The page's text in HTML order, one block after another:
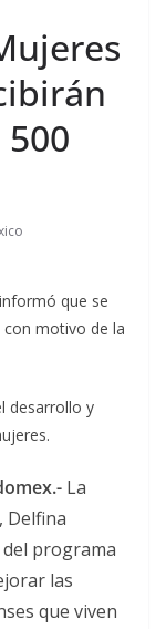
que se
motivo de la
desarrollo y
La
Delfina
del programa
las
que viven